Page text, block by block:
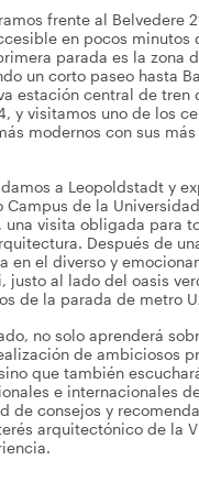
frente al Belvedere
en pocos minutos
parada es la zona
un corto paseo hasta
estación central de tren
y visitamos uno de los
modernos con sus
a Leopoldstadt y
Campus de la
una visita obligada para
Después de
en el diverso y
justo al lado del oasis
de la parada de metro
no solo aprenderá
de ambiciosos
que también
e internacionales
de consejos y
arquitectónico de la